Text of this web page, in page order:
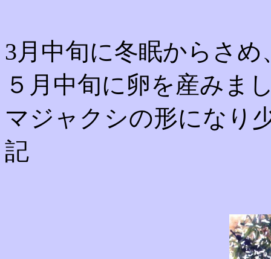
3月中旬に冬眠からさ
５月中旬に卵を産みま
マジャクシの形になり
記